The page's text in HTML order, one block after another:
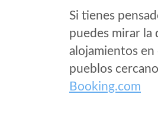
Si tienes
puedes mirar la
alojamientos
pueblos
Booking.com